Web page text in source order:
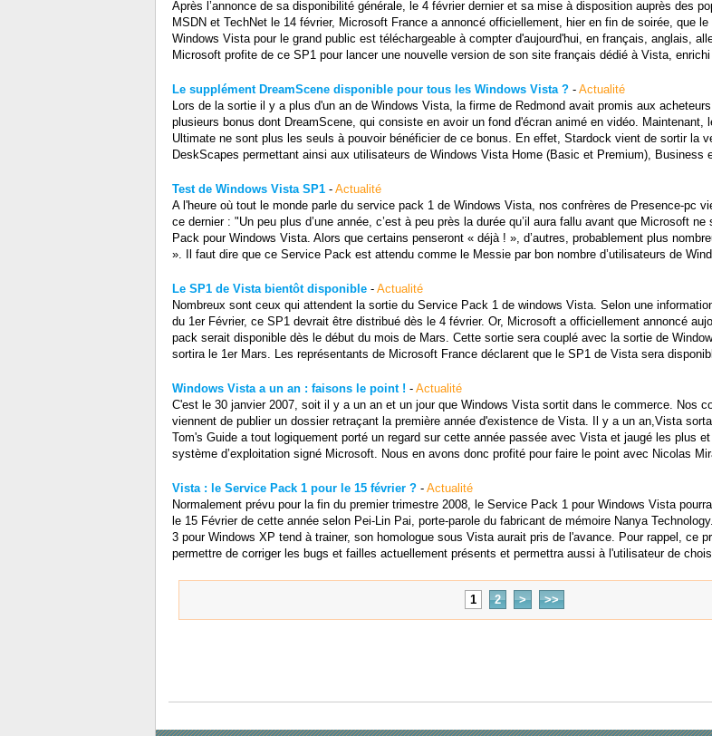
Après l’annonce de sa disponibilité générale, le 4 février dernier et sa mise à disposition auprès des
MSDN et TechNet le 14 février, Microsoft France a annoncé officiellement, hier en fin de soirée, que
Windows Vista pour le grand public est téléchargeable à compter d'aujourd'hui, en français, anglais,
Microsoft profite de ce SP1 pour lancer une nouvelle version de son site français dédié à Vista,
Le supplément DreamScene disponible pour tous les Windows Vista ?- Actualité
Lors de la sortie il y a plus d'un an de Windows Vista, la firme de Redmond avait promis aux
plusieurs bonus dont DreamScene, qui consiste en avoir un fond d'écran animé en vidéo. Maintenant,
Ultimate ne sont plus les seuls à pouvoir bénéficier de ce bonus. En effet, Stardock vient de sortir la
DeskScapes permettant ainsi aux utilisateurs de Windows Vista Home (Basic et Premium), Business
Test de Windows Vista SP1- Actualité
A l'heure où tout le monde parle du service pack 1 de Windows Vista, nos confrères de Presence-pc
ce dernier : "Un peu plus d’une année, c’est à peu près la durée qu’il aura fallu avant que Microsoft
Pack pour Windows Vista. Alors que certains penseront « déjà ! », d’autres, probablement plus
». Il faut dire que ce Service Pack est attendu comme le Messie par bon nombre d’utilisateurs de
Le SP1 de Vista bientôt disponible- Actualité
Nombreux sont ceux qui attendent la sortie du Service Pack 1 de windows Vista. Selon une
du 1er Février, ce SP1 devrait être distribué dès le 4 février. Or, Microsoft a officiellement annoncé
pack serait disponible dès le début du mois de Mars. Cette sortie sera couplé avec la sortie de
sortira le 1er Mars. Les représentants de Microsoft France déclarent que le SP1 de Vista sera
Windows Vista a un an : faisons le point ! - Actualité
C'est le 30 janvier 2007, soit il y a un an et un jour que Windows Vista sortit dans le commerce. Nos
viennent de publier un dossier retraçant la première année d'existence de Vista. Il y a un an,Vista
Tom's Guide a tout logiquement porté un regard sur cette année passée avec Vista et jaugé les plus
système d’exploitation signé Microsoft. Nous en avons donc profité pour faire le point avec Nicolas
Vista : le Service Pack 1 pour le 15 février ?- Actualité
Normalement prévu pour la fin du premier trimestre 2008, le Service Pack 1 pour Windows Vista
le 15 Février de cette année selon Pei-Lin Pai, porte-parole du fabricant de mémoire Nanya
3 pour Windows XP tend à trainer, son homologue sous Vista aurait pris de l'avance. Pour rappel, ce
permettre de corriger les bugs et failles actuellement présents et permettra aussi à l'utilisateur de
1 2 > >>